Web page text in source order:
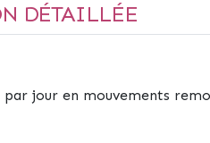
DÉTAILLÉE
jour en mouvements